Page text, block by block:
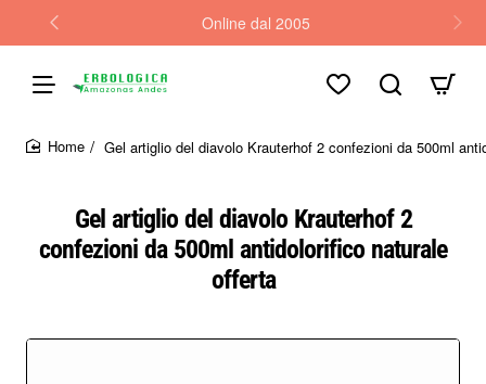
Online dal 2005
Gel artiglio del diavolo Krauterhof 2
confezioni da 500ml antidolorifico naturale
offerta
Gel artiglio del diavolo Krauterhof 2 confezioni da 500ml